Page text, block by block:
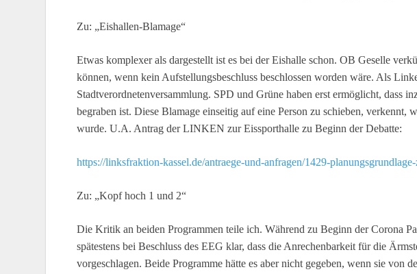
Zu: „Eishallen-Blamage“
Etwas komplexer als dargestellt ist es bei der Eishalle schon. OB Geselle
können, wenn kein Aufstellungsbeschluss beschlossen worden wäre. Als
Stadtverordnetenversammlung. SPD und Grüne haben erst ermöglicht, dass
begraben ist. Diese Blamage einseitig auf eine Person zu schieben, verkennt,
wurde. U.A. Antrag der LINKEN zur Eissporthalle zu Beginn der Debatte:
https://linksfraktion-kassel.de/antraege-und-anfragen/1429-
Zu: „Kopf hoch 1 und 2“
Die Kritik an beiden Programmen teile ich. Während zu Beginn der Corona
spätestens bei Beschluss des EEG klar, dass die Anrechenbarkeit für die
vorgeschlagen. Beide Programme hätte es aber nicht gegeben, wenn sie